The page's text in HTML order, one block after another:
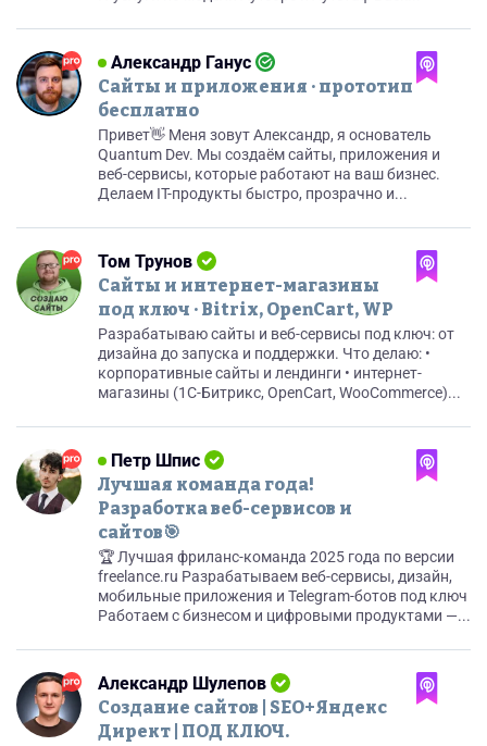
Александр Ганус
Сайты и приложения · прототип
бесплатно
Привет👋 Меня зовут Александр, я основатель
Quantum Dev. Мы создаём сайты, приложения и
веб-сервисы, которые работают на ваш бизнес.
Делаем IT-продукты быстро, прозрачно и...
Том Трунов
Сайты и интернет-магазины
под ключ · Bitrix, OpenCart, WP
Разрабатываю сайты и веб-сервисы под ключ: от
дизайна до запуска и поддержки. Что делаю: •
корпоративные сайты и лендинги • интернет-
магазины (1C-Битрикс, OpenCart, WooCommerce)...
Петр Шпис
Лучшая команда года!
Разработка веб-сервисов и
сайтов🎯
🏆 Лучшая фриланс-команда 2025 года по версии
freelance.ru Разрабатываем веб-сервисы, дизайн,
мобильные приложения и Telegram-ботов под ключ
Работаем с бизнесом и цифровыми продуктами —...
Александр Шулепов
Создание сайтов | SEO+Яндекс
Директ | ПОД КЛЮЧ.